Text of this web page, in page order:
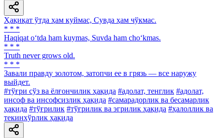
Ҳақиқат ўтда ҳам куймас, Сувда ҳам чўкмас.
* * *
Haqiqat o‘tda ham kuymas, Suvda ham cho‘kmas.
* * *
Truth never grows old.
* * *
Завали правду золотом, затопчи ее в грязь — все наружу
выйдет.
#тўғри сўз ва ёлғончилик ҳақида #адолат, тенглик #адолат,
инсоф ва инсофсизлик ҳақида #самарадорлик ва бесамарлик
ҳақида #тўғрилик #тўғрилик ва эгрилик ҳақида #ҳалоллик ва
текинхўрлик ҳақида